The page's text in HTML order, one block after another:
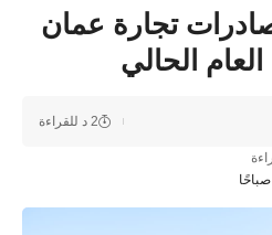
صادرات تجارة عمان
الحالي
2 د للقراءة